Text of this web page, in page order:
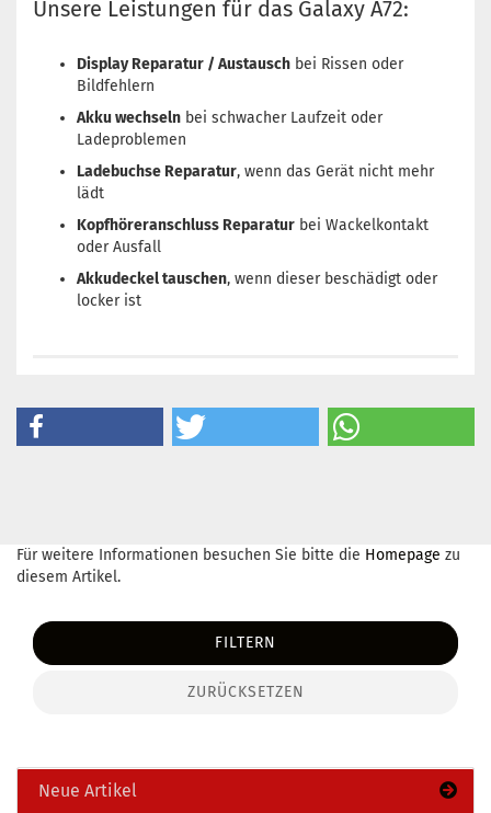
Unsere Leistungen für das Galaxy A72:
Display Reparatur / Austausch bei Rissen oder
Bildfehlern
Akku wechseln bei schwacher Laufzeit oder
Ladeproblemen
Ladebuchse Reparatur, wenn das Gerät nicht mehr
lädt
Kopfhöreranschluss Reparatur bei Wackelkontakt
oder Ausfall
Akkudeckel tauschen, wenn dieser beschädigt oder
locker ist
Für weitere Informationen besuchen Sie bitte die Homepage zu
diesem Artikel.
FILTERN
ZURÜCKSETZEN
Neue Artikel